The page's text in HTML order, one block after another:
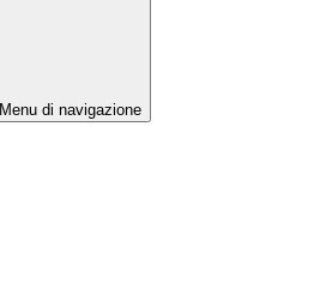
Menu di navigazione